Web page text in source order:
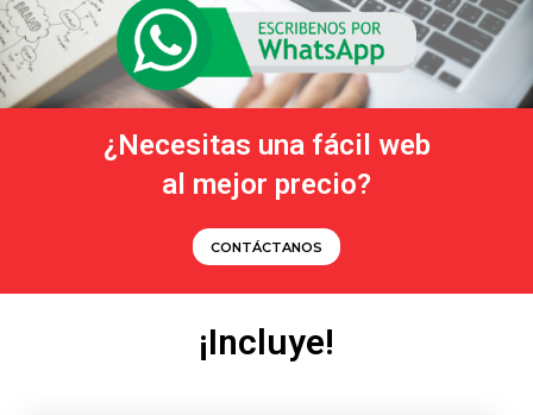
¿Necesitas una fácil web
al mejor precio?
CONTÁCTANOS
¡Incluye!